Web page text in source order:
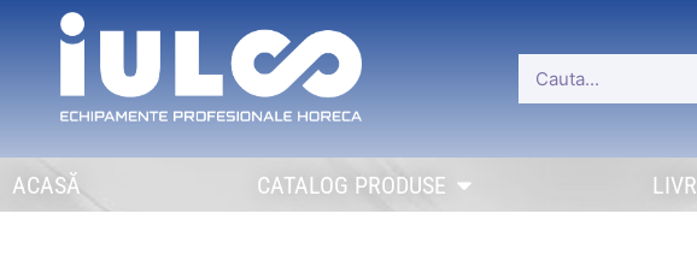
ACASĂ CATALOG PRODUSE